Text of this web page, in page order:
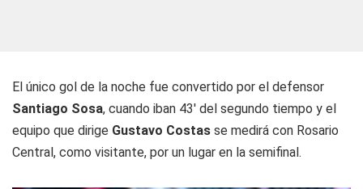
El único gol de la noche fue convertido por el defensor
Santiago Sosa, cuando iban 43' del segundo tiempo y el
equipo que dirige Gustavo Costas se medirá con Rosario
Central, como visitante, por un lugar en la semifinal.